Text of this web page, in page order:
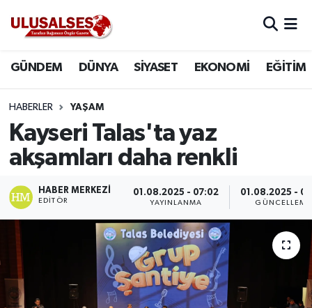
GÜNDEM DÜNYA SİYASET EKONOMİ EĞİTİM
HABERLER YAŞAM
Kayseri Talas'ta yaz
akşamları daha renkli
HABER MERKEZI
EDITÖR
01.08.2025 - 07:02
YAYINLANMA
01.08.2025 -
GÜNCELLEME
DÜNYA
SİYASET
EKONOMİ
EĞİTİM
SPOR
Trafik Durumu
Süper Lig Puan Durumu ve Fikstür
Tüm Manşetler
Son Dakika Haberleri
Haber Arşivi